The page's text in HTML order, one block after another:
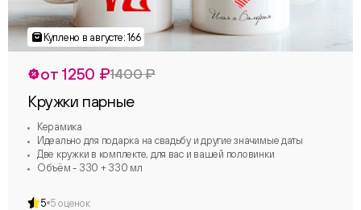
от 1250 ₽1400 ₽
Кружки парные
Керамика
Идеально для подарка на свадьбу и другие значимые даты
Две кружки в комплекте, для вас и вашей половинки
Объём - 330 + 330 мл
5 5 оценок